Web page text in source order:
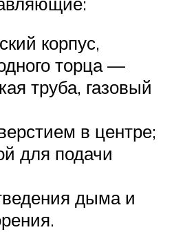
корпус,
торца —
труба, газовый
в центре;
для подачи
дыма и